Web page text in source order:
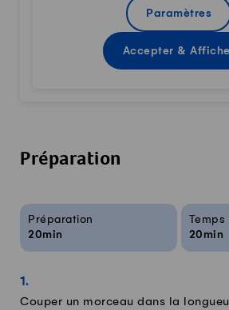
Paramètres
Accepter &
Préparation
Infos sur la recette
Préparation
20min
20min
Couper un morceau dans la